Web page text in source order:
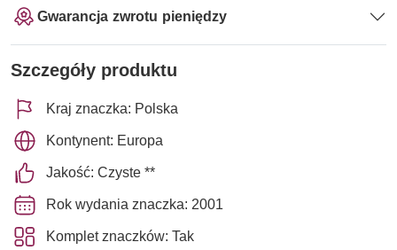
Gwarancja zwrotu pieniędzy
Szczegóły produktu
Kraj znaczka: Polska
Kontynent: Europa
Jakość: Czyste **
Rok wydania znaczka: 2001
Komplet znaczków: Tak